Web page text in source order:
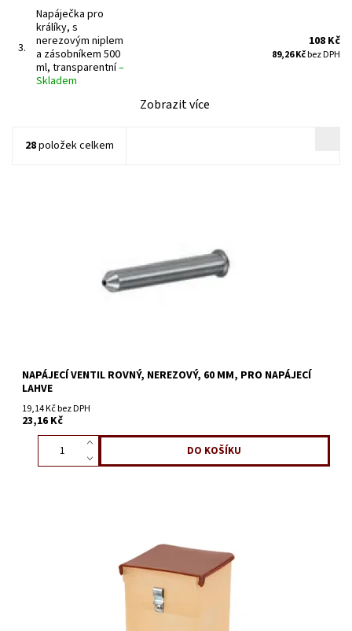
3.
Napáječka pro
králíky, s
nerezovým niplem
a zásobníkem 500
ml, transparentní–
Skladem
108 Kč
89,26 Kčbez DPH
Zobrazit více
28položek celkem
NAPÁJECÍ VENTIL ROVNÝ, NEREZOVÝ, 60 MM, PRO NAPÁJECÍ
LAHVE
19,14 Kč bez DPH
23,16 Kč